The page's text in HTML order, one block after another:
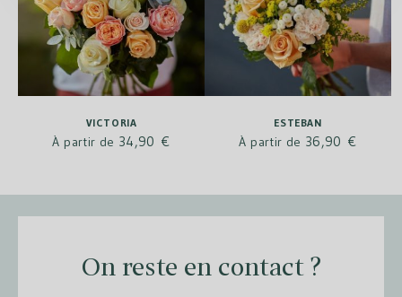
VICTORIA
À partir de 34,90 €
ESTEBAN
À partir de 36,90 €
On reste en contact ?